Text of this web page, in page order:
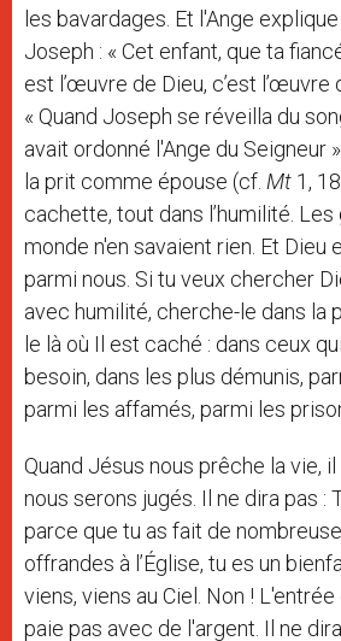
les bavardages. Et l'Ange
Joseph : « Cet enfant, que ta
est l’œuvre de Dieu, c’est l’œuvre
« Quand Joseph se réveilla du
avait ordonné l'Ange du Seigneur
la prit comme épouse (cf. Mt 1,
cachette, tout dans l’humilité.
monde n'en savaient rien. Et Dieu
parmi nous. Si tu veux chercher
avec humilité, cherche-le dans la
le là où Il est caché : dans ceux
besoin, dans les plus démunis,
parmi les affamés, parmi les
Quand Jésus nous prêche la vie,
nous serons jugés. Il ne dira pas :
parce que tu as fait de
offrandes à l’Église, tu es un
viens, viens au Ciel. Non !
paie pas avec de l'argent. Il ne